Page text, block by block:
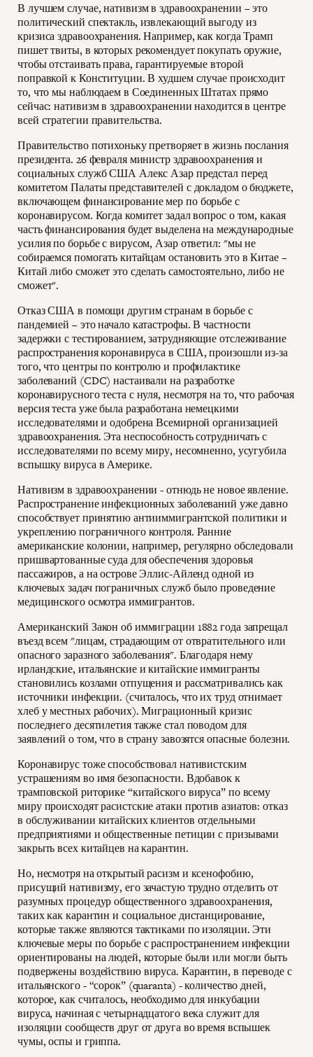
В лучшем случае, нативизм в здравоохранении – это
политический спектакль, извлекающий выгоду из
кризиса здравоохранения. Например, как когда Трамп
пишет твиты, в которых рекомендует покупать оружие,
чтобы отстаивать права, гарантируемые второй
поправкой к Конституции. В худшем случае происходит
то, что мы наблюдаем в Соединенных Штатах прямо
сейчас: нативизм в здравоохранении находится в центре
всей стратегии правительства.
Правительство потихоньку претворяет в жизнь послания
президента. 26 февраля министр здравоохранения и
социальных служб США Алекс Азар предстал перед
комитетом Палаты представителей с докладом о бюджете,
включающем финансирование мер по борьбе с
коронавирусом. Когда комитет задал вопрос о том, какая
часть финансирования будет выделена на международные
усилия по борьбе с вирусом, Азар ответил: "мы не
собираемся помогать китайцам остановить это в Китае –
Китай либо сможет это сделать самостоятельно, либо не
сможет".
Отказ США в помощи другим странам в борьбе с
пандемией – это начало катастрофы. В частности
задержки с тестированием, затрудняющие отслеживание
распространения коронавируса в США, произошли из-за
того, что центры по контролю и профилактике
заболеваний (CDC) настаивали на разработке
коронавирусного теста с нуля, несмотря на то, что рабочая
версия теста уже была разработана немецкими
исследователями и одобрена Всемирной организацией
здравоохранения. Эта неспособность сотрудничать с
исследователями по всему миру, несомненно, усугубила
вспышку вируса в Америке.
Нативизм в здравоохранении - отнюдь не новое явление.
Распространение инфекционных заболеваний уже давно
способствует принятию антииммигрантской политики и
укреплению пограничного контроля. Ранние
американские колонии, например, регулярно обследовали
пришвартованные суда для обеспечения здоровья
пассажиров, а на острове Эллис-Айленд одной из
ключевых задач пограничных служб было проведение
медицинского осмотра иммигрантов.
Американский Закон об иммиграции 1882 года запрещал
въезд всем "лицам, страдающим от отвратительного или
опасного заразного заболевания". Благодаря нему
ирландские, итальянские и китайские иммигранты
становились козлами отпущения и рассматривались как
источники инфекции. (считалось, что их труд отнимает
хлеб у местных рабочих). Миграционный кризис
последнего десятилетия также стал поводом для
заявлений о том, что в страну завозятся опасные болезни.
Коронавирус тоже способствовал нативистским
устрашениям во имя безопасности. Вдобавок к
трамповской риторике “китайского вируса” по всему
миру происходят расистские атаки против азиатов: отказ
в обслуживании китайских клиентов отдельными
предприятиями и общественные петиции с призывами
закрыть всех китайцев на карантин.
Но, несмотря на открытый расизм и ксенофобию,
присущий нативизму, его зачастую трудно отделить от
разумных процедур общественного здравоохранения,
таких как карантин и социальное дистанцирование,
которые также являются тактиками по изоляции. Эти
ключевые меры по борьбе с распространением инфекции
ориентированы на людей, которые были или могли быть
подвержены воздействию вируса. Карантин, в переводе с
итальянского - “сорок” (quaranta) - количество дней,
которое, как считалось, необходимо для инкубации
вируса, начиная с четырнадцатого века служит для
изоляции сообществ друг от друга во время вспышек
чумы, оспы и гриппа.